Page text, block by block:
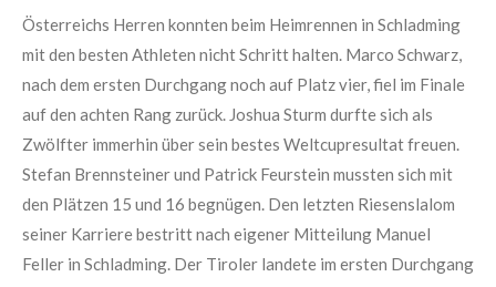
Österreichs Herren konnten beim Heimrennen in Schladming
mit den besten Athleten nicht Schritt halten. Marco Schwarz,
nach dem ersten Durchgang noch auf Platz vier, fiel im Finale
auf den achten Rang zurück. Joshua Sturm durfte sich als
Zwölfter immerhin über sein bestes Weltcupresultat freuen.
Stefan Brennsteiner und Patrick Feurstein mussten sich mit
den Plätzen 15 und 16 begnügen. Den letzten Riesenslalom
seiner Karriere bestritt nach eigener Mitteilung Manuel
Feller in Schladming. Der Tiroler landete im ersten Durchgang